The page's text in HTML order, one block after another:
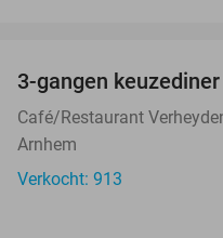
3-gangen
Café/Restaurant
Arnhem
Verkocht: 913